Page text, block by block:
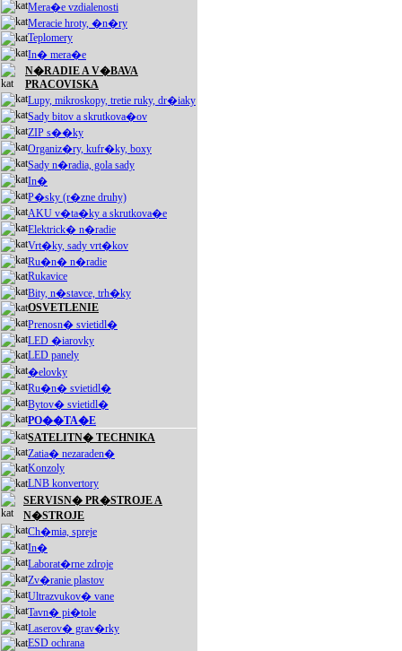
Mera�e vzdialenosti
Meracie hroty, �n�ry
Teplomery
In� mera�e
N�RADIE A V�BAVA
PRACOVISKA
Lupy, mikroskopy, tretie ruky, dr�iaky
Sady bitov a skrutkova�ov
ZIP s��ky
Organiz�ry, kufr�ky, boxy
Sady n�radia, gola sady
In�
P�sky (r�zne druhy)
AKU v�ta�ky a skrutkova�e
Elektrick� n�radie
Vrt�ky, sady vrt�kov
Ru�n� n�radie
Rukavice
Bity, n�stavce, trh�ky
OSVETLENIE
Prenosn� svietidl�
LED �iarovky
LED panely
�elovky
Ru�n� svietidl�
Bytov� svietidl�
PO��TA�E
SATELITN� TECHNIKA
Zatia� nezaraden�
Konzoly
LNB konvertory
SERVISN� PR�STROJE A
N�STROJE
Ch�mia, spreje
In�
Laborat�rne zdroje
Zv�ranie plastov
Ultrazvukov� vane
Tavn� pi�tole
Laserov� grav�rky
ESD ochrana